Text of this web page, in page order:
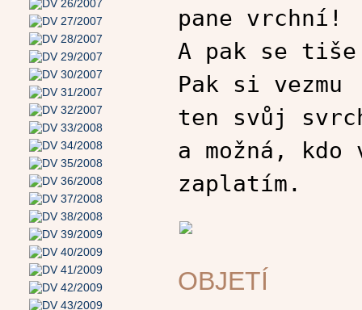
pane vrchní!
A pak se
Pak si vezmu
ten svůj
a možná,
zaplatím.
OBJETÍ